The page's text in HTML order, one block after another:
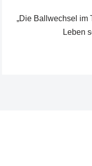
„Die Ballwechsel im
Leben